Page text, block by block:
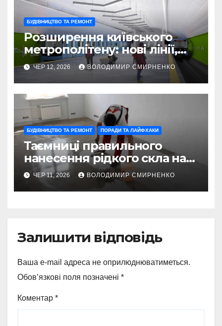
БУДІВНИЦТВО ТА РЕМОНТ
Розширення київського
метрополітену: нові лінії,
станції та реальні терміни
ЧЕР 12, 2026 ВОЛОДИМИР СМИРНЕНКО
БУДІВНИЦТВО ТА РЕМОНТ ПОРАДИ ТА ЛАЙФХАКИ
Таємниці правильного
нанесення рідкого скла на
бетон
ЧЕР 11, 2026 ВОЛОДИМИР СМИРНЕНКО
Залишити відповідь
Ваша e-mail адреса не оприлюднюватиметься.
Обов’язкові поля позначені *
Коментар *